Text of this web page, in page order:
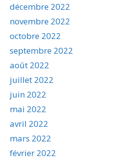
décembre 2022
novembre 2022
octobre 2022
septembre 2022
août 2022
juillet 2022
juin 2022
mai 2022
avril 2022
mars 2022
février 2022